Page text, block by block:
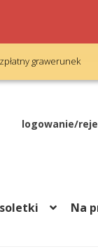
grawerunek
logowanie/
Na